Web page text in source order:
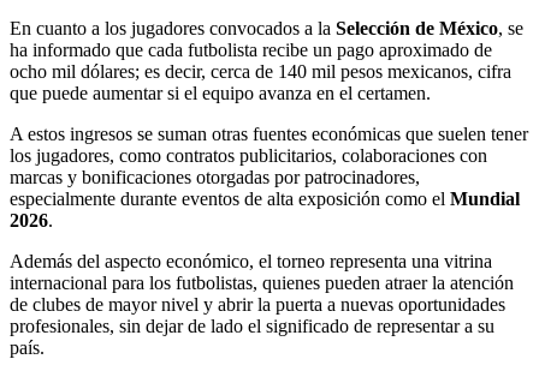
En cuanto a los jugadores convocados a la Selección de México, se
ha informado que cada futbolista recibe un pago aproximado de
ocho mil dólares; es decir, cerca de 140 mil pesos mexicanos, cifra
que puede aumentar si el equipo avanza en el certamen.
A estos ingresos se suman otras fuentes económicas que suelen tener
los jugadores, como contratos publicitarios, colaboraciones con
marcas y bonificaciones otorgadas por patrocinadores,
especialmente durante eventos de alta exposición como el Mundial
2026.
Además del aspecto económico, el torneo representa una vitrina
internacional para los futbolistas, quienes pueden atraer la atención
de clubes de mayor nivel y abrir la puerta a nuevas oportunidades
profesionales, sin dejar de lado el significado de representar a su
país.